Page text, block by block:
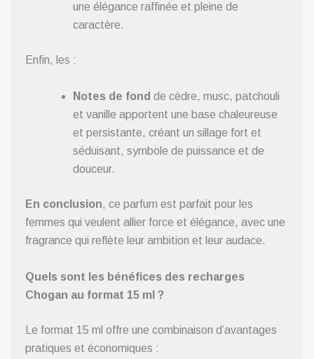
une élégance raffinée et pleine de
caractère.
Enfin, les :
Notes de fond de cèdre, musc, patchouli
et vanille apportent une base chaleureuse
et persistante, créant un sillage fort et
séduisant, symbole de puissance et de
douceur.
En conclusion, ce parfum est parfait pour les
femmes qui veulent allier force et élégance, avec une
fragrance qui reflète leur ambition et leur audace.
Quels sont les bénéfices des recharges
Chogan au format 15 ml ?
Le format 15 ml offre une combinaison d’avantages
pratiques et économiques :